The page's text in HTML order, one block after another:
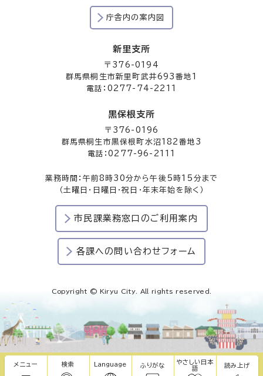
メニュー 検索 Language ふりがな
やさしい日本
語
読み上げ
庁舎内の案内図
新里支所
〒376-0194
群馬県桐生市新里町武井693番地1
電話：0277-74-2211
黒保根支所
〒376-0196
群馬県桐生市黒保根町水沼182番地3
電話：0277-96-2111
業務時間：午前8時30分から午後5時15分まで
（土曜日・日曜日・祝日・年末年始を除く）
市民課業務窓口のご利用案内
各課への問い合わせフォーム
Copyright © Kiryu City. All rights reserved.